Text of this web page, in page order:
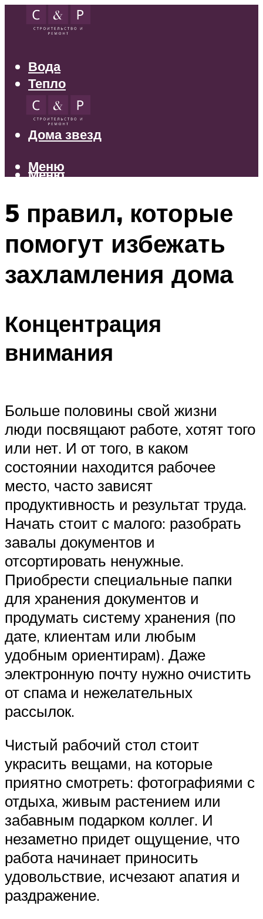
Вода
Тепло
Электрика
Свет
Дома звезд
Меню
Меню
5 правил, которые
помогут избежать
захламления дома
Концентрация
внимания
Больше половины свой жизни
люди посвящают работе, хотят того
или нет. И от того, в каком
состоянии находится рабочее
место, часто зависят
продуктивность и результат труда.
Начать стоит с малого: разобрать
завалы документов и
отсортировать ненужные.
Приобрести специальные папки
для хранения документов и
продумать систему хранения (по
дате, клиентам или любым
удобным ориентирам). Даже
электронную почту нужно очистить
от спама и нежелательных
рассылок.
Чистый рабочий стол стоит
украсить вещами, на которые
приятно смотреть: фотографиями с
отдыха, живым растением или
забавным подарком коллег. И
незаметно придет ощущение, что
работа начинает приносить
удовольствие, исчезают апатия и
раздражение.